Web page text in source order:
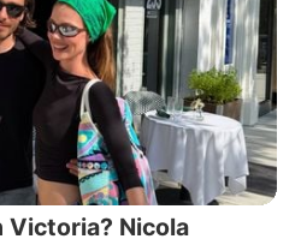
Victoria? Nicola